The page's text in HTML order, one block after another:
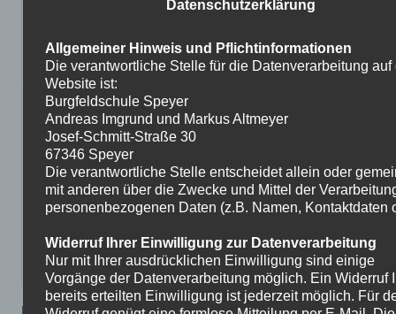
Geschlecht:
O weiblich O männlich
Anschrift:
e-mail:
Geburtsdatum:
Klasse:
Ausweisnummer:
eingetragen)
Datenschutzerklärung
Allgemeiner Hinweis und Pflichtinformationen
Die verantwortliche Stelle für die Datenverarbeitung auf
Website ist:
Burgfeldschule Speyer
Andreas Imgrund und Markus Altmeyer
Josef-Schmitt-Straße 30
67346 Speyer
Die verantwortliche Stelle entscheidet allein oder
mit anderen über die Zwecke und Mittel der
personenbezogenen Daten (z.B. Namen, Kontaktdaten
Widerruf Ihrer Einwilligung zur Datenverarbeitung
Nur mit Ihrer ausdrücklichen Einwilligung sind einige
Vorgänge der Datenverarbeitung möglich. Ein Widerruf
bereits erteilten Einwilligung ist jederzeit möglich. Für